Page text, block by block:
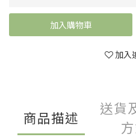
加入購物車
加入
商品描述
送貨